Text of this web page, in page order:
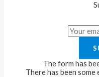
The form has
There has been